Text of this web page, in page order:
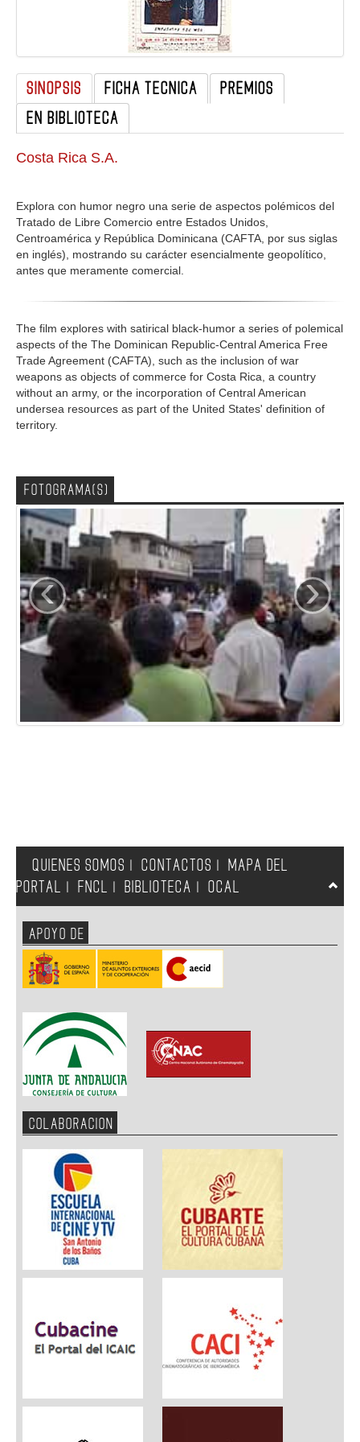
SINOPSIS FICHA TECNICA
PREMIOS
EN BIBLIOTECA
Costa Rica S.A.
Explora con humor negro una serie de aspectos polémicos del
Tratado de Libre Comercio entre Estados Unidos,
Centroamérica y República Dominicana (CAFTA, por sus siglas
en inglés), mostrando su carácter esencialmente geopolítico,
antes que meramente comercial.
The film explores with satirical black-humor a series of polemical
aspects of the The Dominican Republic-Central America Free
Trade Agreement (CAFTA), such as the inclusion of war
weapons as objects of commerce for Costa Rica, a country
without an army, or the incorporation of Central American
undersea resources as part of the United States' definition of
territory.
FOTOGRAMA(S)
‹ ›
QUIENES SOMOS CONTACTOS
MAPA DEL
PORTAL
FNCL BIBLIOTECA OCAL
APOYO DE
COLABORACION